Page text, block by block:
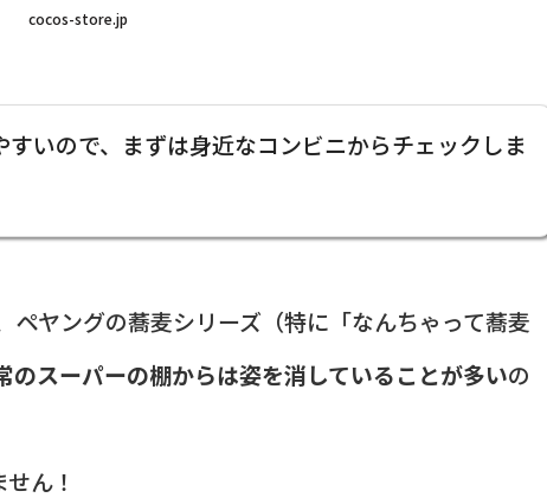
cocos-store.jp
いので、まずは身近なコンビニからチェックしま
ヤングの蕎麦シリーズ（特に「なんちゃって蕎麦
のスーパーの棚からは姿を消していることが多いの
ん！